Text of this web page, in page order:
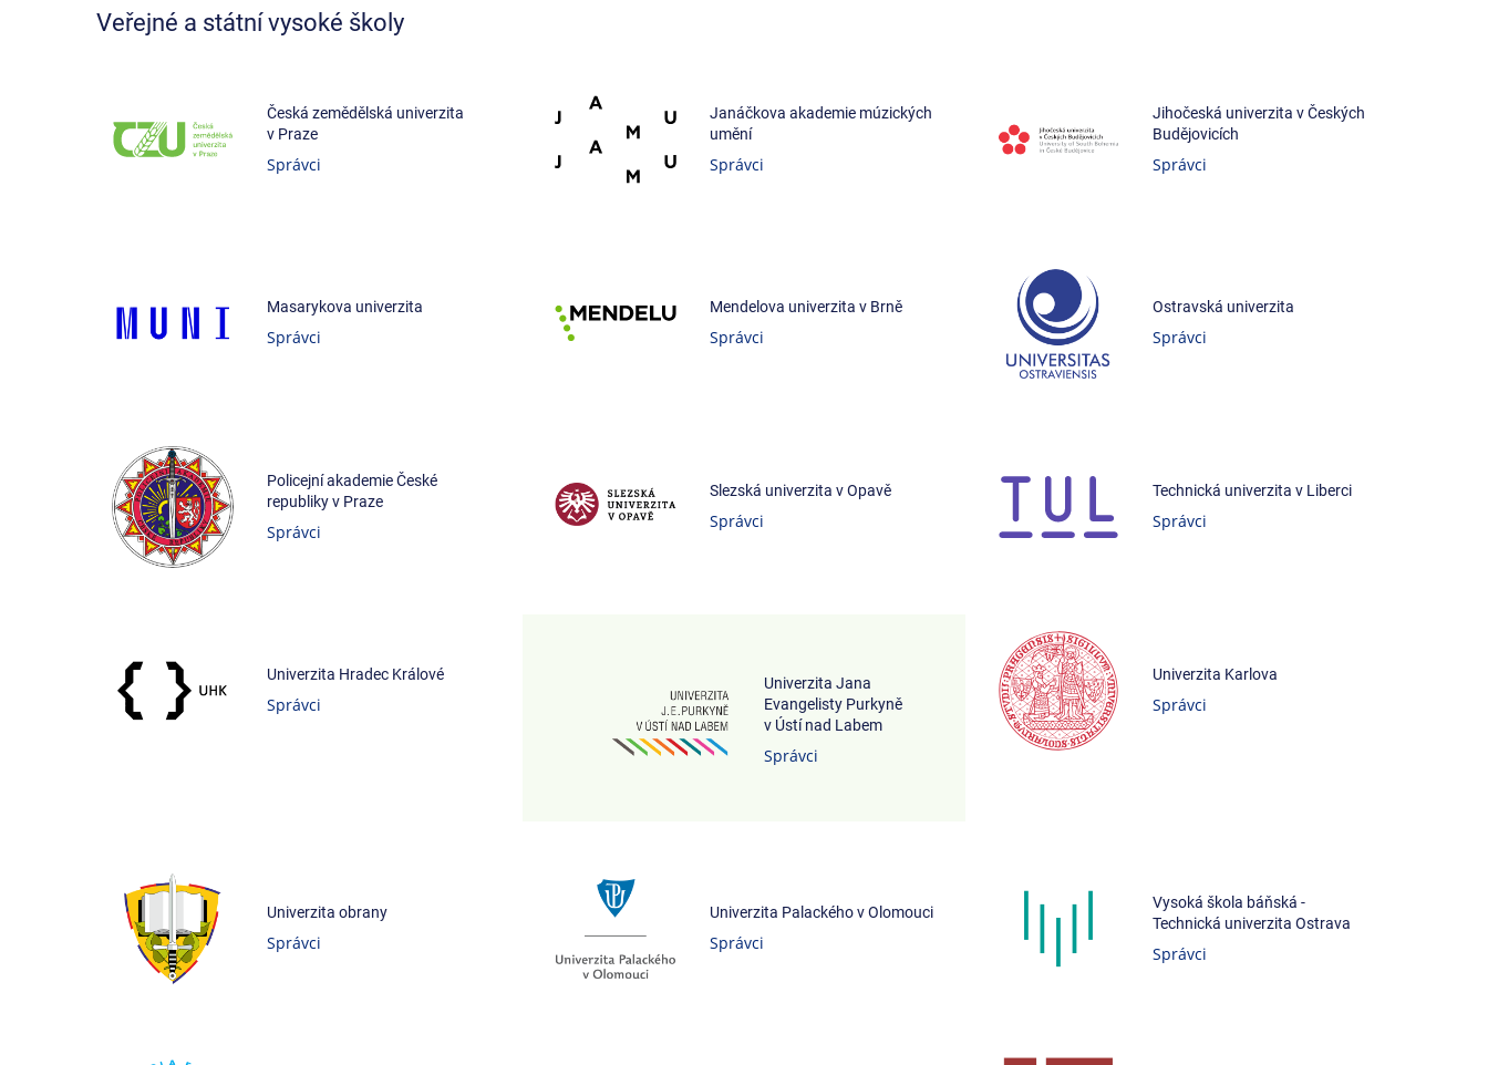
Veřejné a státní vysoké školy
Česká zemědělská univerzita
v Praze
Správci
Janáčkova akademie múzických
umění
Správci
Jihočeská univerzita v Českých
Budějovicích
Správci
Masarykova univerzita
Správci
Mendelova univerzita v Brně
Správci
Ostravská univerzita
Správci
Policejní akademie České
republiky v Praze
Správci
Slezská univerzita v Opavě
Správci
Technická univerzita v Liberci
Správci
Univerzita Hradec Králové
Správci
Univerzita Jana
Evangelisty Purkyně
v Ústí nad Labem
Správci
Univerzita Karlova
Správci
Univerzita obrany
Správci
Univerzita Palackého v Olomouci
Správci
Vysoká škola báňská -
Technická univerzita Ostrava
Správci